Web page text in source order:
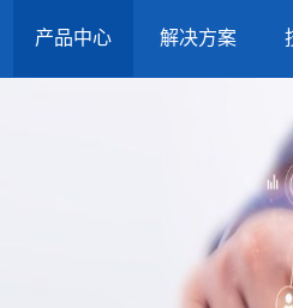
产品中心 解决方案